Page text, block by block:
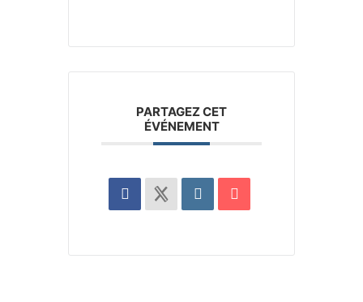
PARTAGEZ CET
ÉVÉNEMENT